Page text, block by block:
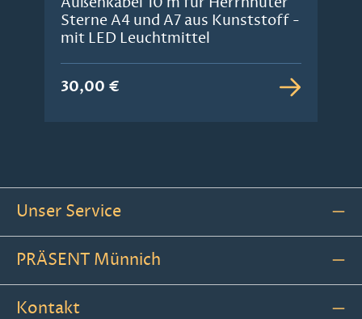
Sterne A4 und A7 aus Kunststoff -
mit LED Leuchtmittel
30,00 €
Unser Service
PRÄSENT Münnich
Kontakt